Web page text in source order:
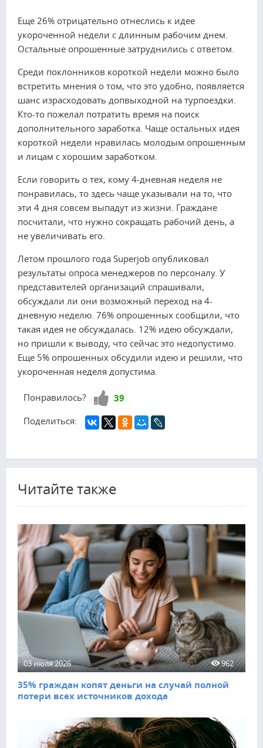
Еще 26% отрицательно отнеслись к идее
укороченной недели с длинным рабочим днем.
Остальные опрошенные затруднились с ответом.
Среди поклонников короткой недели можно было
встретить мнения о том, что это удобно, появляется
шанс израсходовать допвыходной на турпоездки.
Кто-то пожелал потратить время на поиск
дополнительного заработка. Чаще остальных идея
короткой недели нравилась молодым опрошенным
и лицам с хорошим заработком.
Если говорить о тех, кому 4-дневная неделя не
понравилась, то здесь чаще указывали на то, что
эти 4 дня совсем выпадут из жизни. Граждане
посчитали, что нужно сокращать рабочий день, а
не увеличивать его.
Летом прошлого года Superjob опубликовал
результаты опроса менеджеров по персоналу. У
представителей организаций спрашивали,
обсуждали ли они возможный переход на 4-
дневную неделю. 76% опрошенных сообщили, что
такая идея не обсуждалась. 12% идею обсуждали,
но пришли к выводу, что сейчас это недопустимо.
Еще 5% опрошенных обсудили идею и решили, что
укороченная неделя допустима.
Понравилось? Нравится!
39
Поделиться:
Читайте также
03 июля 2026 962
35% граждан копят деньги на случай полной
потери всех источников дохода